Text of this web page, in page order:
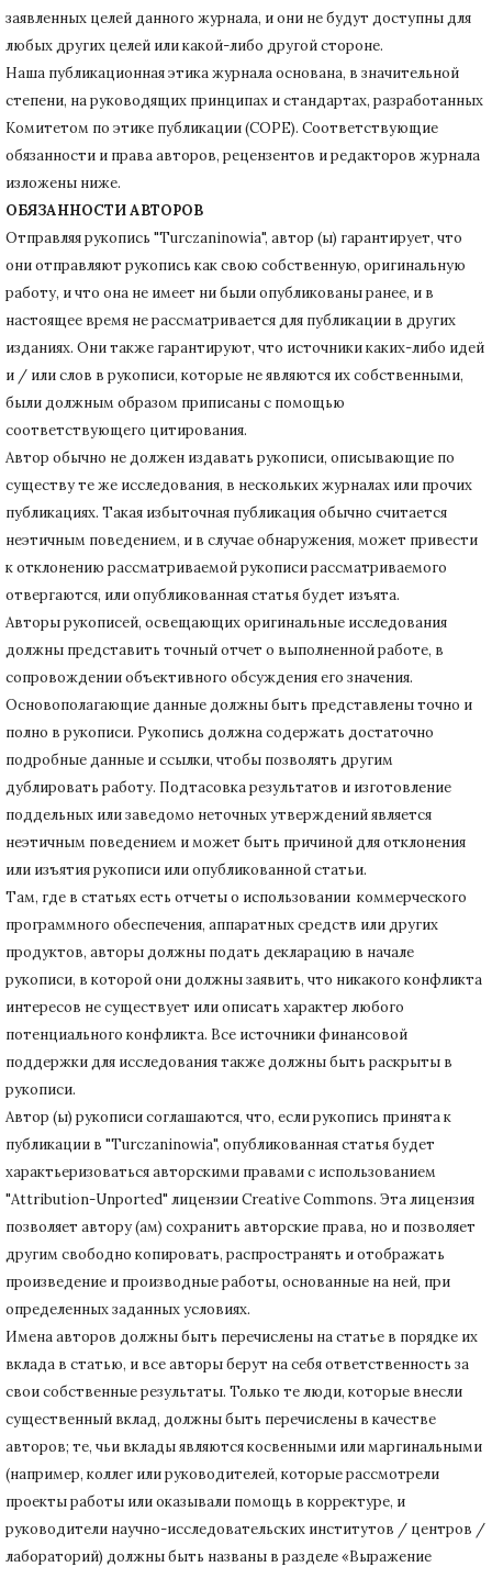
заявленных целей данного журнала, и они не будут доступны для
любых других целей или какой-либо другой стороне.
Наша публикационная этика журнала основана, в значительной
степени, на руководящих принципах и стандартах, разработанных
Комитетом по этике публикации (COPE). Соответствующие
обязанности и права авторов, рецензентов и редакторов журнала
изложены ниже.
ОБЯЗАННОСТИ АВТОРОВ
Отправляя рукопись "Turczaninowia", автор (ы) гарантирует, что
они отправляют рукопись как свою собственную, оригинальную
работу, и что она не имеет ни были опубликованы ранее, и в
настоящее время не рассматривается для публикации в других
изданиях. Они также гарантируют, что источники каких-либо идей
и / или слов в рукописи, которые не являются их собственными,
были должным образом приписаны с помощью
соответствующего цитирования.
Автор обычно не должен издавать рукописи, описывающие по
существу те же исследования, в нескольких журналах или прочих
публикациях. Такая избыточная публикация обычно считается
неэтичным поведением, и в случае обнаружения, может привести
к отклонению рассматриваемой рукописи рассматриваемого
отвергаются, или опубликованная статья будет изъята.
Авторы рукописей, освещающих оригинальные исследования
должны представить точный отчет о выполненной работе, в
сопровождении объективного обсуждения его значения.
Основополагающие данные должны быть представлены точно и
полно в рукописи. Рукопись должна содержать достаточно
подробные данные и ссылки, чтобы позволять другим
дублировать работу. Подтасовка результатов и изготовление
поддельных или заведомо неточных утверждений является
неэтичным поведением и может быть причиной для отклонения
или изъятия рукописи или опубликованной статьи.
Там, где в статьях есть отчеты о использовании коммерческого
программного обеспечения, аппаратных средств или других
продуктов, авторы должны подать декларацию в начале
рукописи, в которой они должны заявить, что никакого конфликта
интересов не существует или описать характер любого
потенциального конфликта. Все источники финансовой
поддержки для исследования также должны быть раскрыты в
рукописи.
Автор (ы) рукописи соглашаются, что, если рукопись принята к
публикации в "Turczaninowia", опубликованная статья будет
характьеризоваться авторскими правами с использованием
"Attribution-Unported" лицензии Creative Commons. Эта лицензия
позволяет автору (ам) сохранить авторские права, но и позволяет
другим свободно копировать, распространять и отображать
произведение и производные работы, основанные на ней, при
определенных заданных условиях.
Имена авторов должны быть перечислены на статье в порядке их
вклада в статью, и все авторы берут на себя ответственность за
свои собственные результаты. Только те люди, которые внесли
существенный вклад, должны быть перечислены в качестве
авторов; те, чьи вклады являются косвенными или маргинальными
(например, коллег или руководителей, которые рассмотрели
проекты работы или оказывали помощь в корректуре, и
руководители научно-исследовательских институтов / центров /
лабораторий) должны быть названы в разделе «Выражение